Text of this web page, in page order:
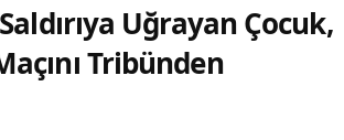
Uğrayan Çocuk,
Tribünden